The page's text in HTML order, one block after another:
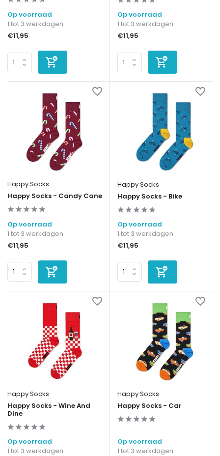
Op voorraad
1 tot 3 werkdagen
€11,95
Op voorraad
1 tot 3 werkdagen
€11,95
Happy Socks
Happy Socks - Candy Cane
Op voorraad
1 tot 3 werkdagen
€11,95
Happy Socks
Happy Socks - Bike
Op voorraad
1 tot 3 werkdagen
€11,95
Happy Socks
Happy Socks - Wine And
Dine
Op voorraad
1 tot 3 werkdagen
Happy Socks
Happy Socks - Car
Op voorraad
1 tot 3 werkdagen